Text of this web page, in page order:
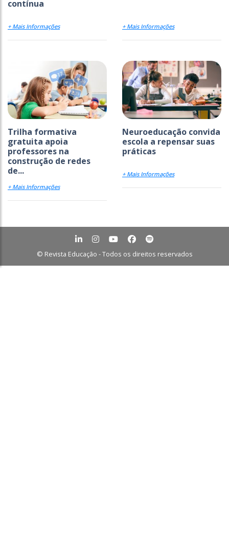
contínua
+ Mais Informações + Mais Informações
Trilha formativa
gratuita apoia
professores na
construção de redes
de...
+ Mais Informações
Neuroeducação convida
escola a repensar suas
práticas
+ Mais Informações
© Revista Educação - Todos os direitos reservados